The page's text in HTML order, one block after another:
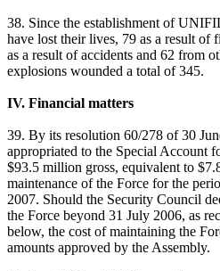
38. Since the establishment of
have lost their lives, 79 as a result of
as a result of accidents and 62 from
explosions wounded a total of 345.
IV. Financial matters
39. By its resolution 60/278 of 30
appropriated to the Special Account
$93.5 million gross, equivalent to
maintenance of the Force for the
2007. Should the Security Council
the Force beyond 31 July 2006, as
below, the cost of maintaining the
amounts approved by the Assembly.